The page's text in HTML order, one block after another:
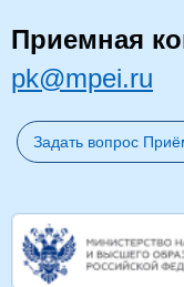
Приемная
pk@mpei.ru
Задать вопрос